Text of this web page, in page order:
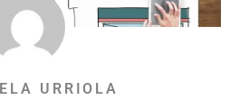
URRIOLA